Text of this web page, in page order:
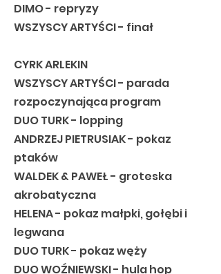
DIMO - repryzy
WSZYSCY ARTYŚCI - finał
CYRK ARLEKIN
WSZYSCY ARTYŚCI - parada
rozpoczynająca program
DUO TURK - lopping
ANDRZEJ PIETRUSIAK - pokaz
ptaków
WALDEK & PAWEŁ - groteska
akrobatyczna
HELENA - pokaz małpki, gołębi i
legwana
DUO TURK - pokaz węży
DUO WOŹNIEWSKI - hula hop